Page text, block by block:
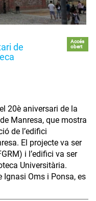
de
Accés
obert
20è aniversari de la
Manresa, que mostra
de l’edifici
El projecte va ser
i l’edifici va ser
Universitària.
Ignasi Oms i Ponsa, es